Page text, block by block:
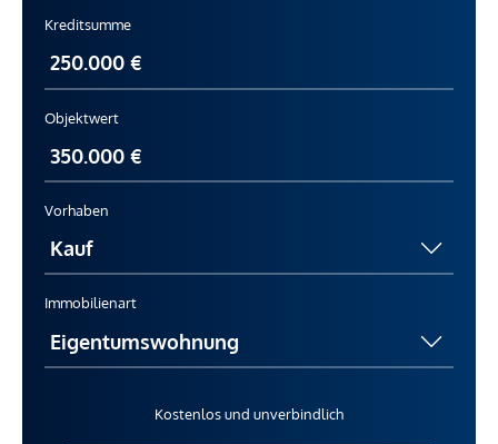
Kreditsumme
Objektwert
Vorhaben
Immobilienart
Kostenlos und unverbindlich